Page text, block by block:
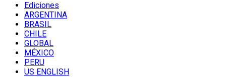
Ediciones
ARGENTINA
BRASIL
CHILE
GLOBAL
MÉXICO
PERU
US ENGLISH